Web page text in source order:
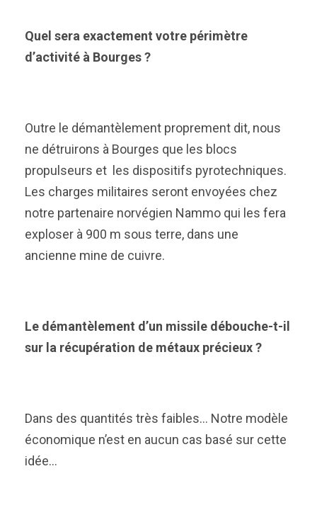
Quel sera exactement votre périmètre
d’activité à Bourges ?
Outre le démantèlement proprement dit, nous
ne détruirons à Bourges que les blocs
propulseurs et les dispositifs pyrotechniques.
Les charges militaires seront envoyées chez
notre partenaire norvégien Nammo qui les fera
exploser à 900 m sous terre, dans une
ancienne mine de cuivre.
Le démantèlement d’un missile débouche-t-il
sur la récupération de métaux précieux ?
Dans des quantités très faibles… Notre modèle
économique n’est en aucun cas basé sur cette
idée…